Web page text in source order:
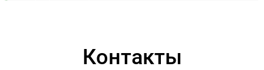
Контакты